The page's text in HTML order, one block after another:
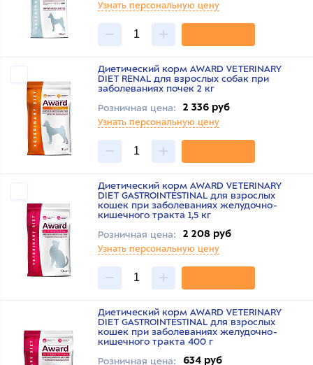
Узнать персональную цену
Диетический корм AWARD VETERINARY
DIET RENAL для взрослых собак при
заболеваниях почек 2 кг
Розничная цена:
2 336 руб
Узнать персональную цену
Диетический корм AWARD VETERINARY
DIET GASTROINTESTINAL для взрослых
кошек при заболеваниях желудочно-
кишечного тракта 1,5 кг
Розничная цена:
2 208 руб
Узнать персональную цену
Диетический корм AWARD VETERINARY
DIET GASTROINTESTINAL для взрослых
кошек при заболеваниях желудочно-
кишечного тракта 400 г
Розничная цена:
634 руб